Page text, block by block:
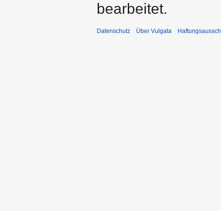
bearbeitet.
Datenschutz Über Vulgata